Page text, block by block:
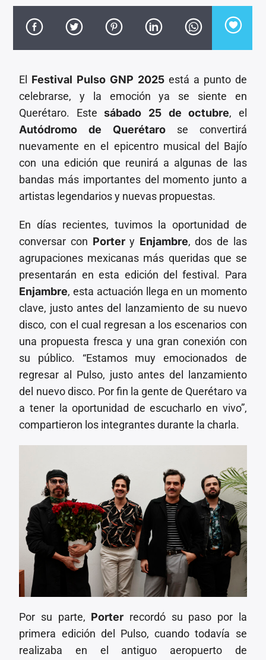
Invencible Radio
El Festival Pulso GNP 2025 está a punto de
celebrarse, y la emoción ya se siente en
Querétaro. Estesábado 25 de octubre, el
Autódromo de Querétaro se convertirá
nuevamente en el epicentro musical del Bajío
con una edición que reunirá a algunas de las
bandas más importantes del momento junto a
artistas legendarios y nuevas propuestas.
En días recientes, tuvimos la oportunidad de
conversar con Portery Enjambre, dos de las
agrupaciones mexicanas más queridas que se
presentarán en esta edición del festival. Para
Enjambre, esta actuación llega en un momento
clave, justo antes del lanzamiento de su nuevo
disco, con el cual regresan a los escenarios con
una propuesta fresca y una gran conexión con
su público. “Estamos muy emocionados de
regresar al Pulso, justo antes del lanzamiento
del nuevo disco. Por fin la gente de Querétaro va
a tener la oportunidad de escucharlo en vivo”,
compartieron los integrantes durante la charla.
Por su parte, Porter recordó su paso por la
primera edición del Pulso, cuando todavía se
realizaba en el antiguo aeropuerto de